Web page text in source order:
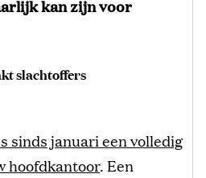
kan zijn voor
slachtoffers
sinds januari een volledig
hoofdkantoor. Een